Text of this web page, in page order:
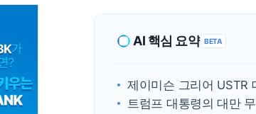
AI 핵심 요약 BETA
제이미슨 그리어 USTR
트럼프 대통령의 대만